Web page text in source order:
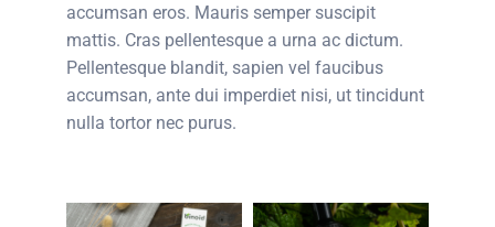
accumsan eros. Mauris semper suscipit
mattis. Cras pellentesque a urna ac dictum.
Pellentesque blandit, sapien vel faucibus
accumsan, ante dui imperdiet nisi, ut tincidunt
nulla tortor nec purus.